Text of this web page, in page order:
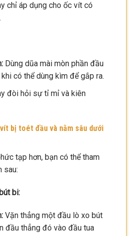
chỉ áp dụng cho ốc vít có
Dùng dũa mài mòn phần đầu
có thể dùng kìm để gắp ra.
đòi hỏi sự tỉ mỉ và kiên
bị toét đầu và nằm sâu dưới
tạp hơn, bạn có thể tham
sau:
bi:
Vặn thẳng một đầu lò xo bút
đầu thẳng đó vào đầu tua